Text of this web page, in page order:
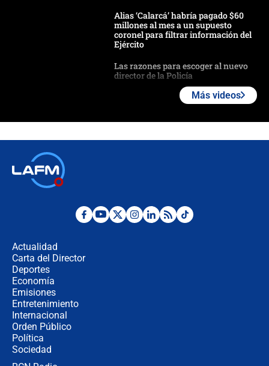
Alias ‘Calarcá’ habría pagado $60
millones al mes a un supuesto
coronel para filtrar información del
Ejército
Las razones para escoger al nuevo
director de la Policía
"No hubo fraude ni posibilidad de
Más videos
Actualidad
Carta del Director
Deportes
Economía
Emisiones
Entretenimiento
Internacional
Orden Público
Política
Sociedad